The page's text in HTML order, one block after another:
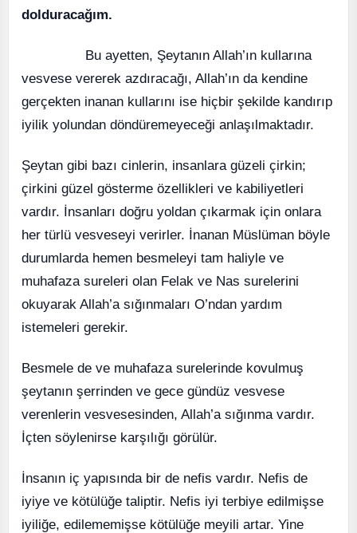
dolduracağım.
Bu ayetten, Şeytanın Allah’ın kullarına
vesvese vererek azdıracağı, Allah’ın da kendine
gerçekten inanan kullarını ise hiçbir şekilde kandırıp
iyilik yolundan döndüremeyeceği anlaşılmaktadır.
Şeytan gibi bazı cinlerin, insanlara güzeli çirkin;
çirkini güzel gösterme özellikleri ve kabiliyetleri
vardır. İnsanları doğru yoldan çıkarmak için onlara
her türlü vesveseyi verirler. İnanan Müslüman böyle
durumlarda hemen besmeleyi tam haliyle ve
muhafaza sureleri olan Felak ve Nas surelerini
okuyarak Allah’a sığınmaları O’ndan yardım
istemeleri gerekir.
Besmele de ve muhafaza surelerinde kovulmuş
şeytanın şerrinden ve gece gündüz vesvese
verenlerin vesvesesinden, Allah’a sığınma vardır.
İçten söylenirse karşılığı görülür.
İnsanın iç yapısında bir de nefis vardır. Nefis de
iyiye ve kötülüğe taliptir. Nefis iyi terbiye edilmişse
iyiliğe, edilememişse kötülüğe meyili artar. Yine